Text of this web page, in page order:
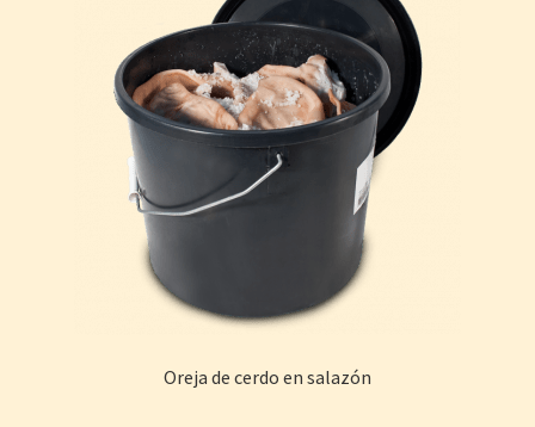
Oreja de cerdo en salazón